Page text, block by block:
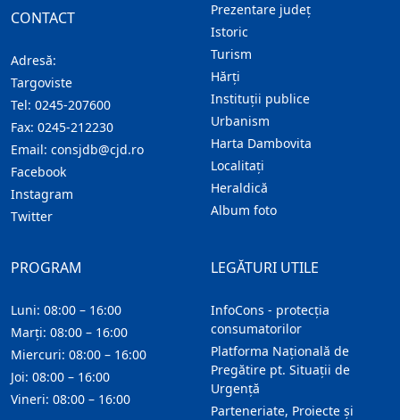
CONTACT
Adresă:
Targoviste
Tel: 0245-207600
Fax: 0245-212230
Email: consjdb@cjd.ro
Facebook
Instagram
Twitter
Prezentare judeţ
Istoric
Turism
Hărţi
Instituţii publice
Urbanism
Harta Dambovita
Localitaţi
Heraldică
Album foto
LEGĂTURI UTILE
InfoCons - protecția
consumatorilor
Platforma Națională de
Pregătire pt. Situații de
Urgență
Parteneriate, Proiecte și
PROGRAM
Luni: 08:00 – 16:00
Marți: 08:00 – 16:00
Miercuri: 08:00 – 16:00
Joi: 08:00 – 16:00
Vineri: 08:00 – 16:00